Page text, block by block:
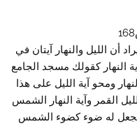
أن الليل والنهار آيتان في
النهار كقولك مسجد الجامع
ومحو آية الليل على هذا
القمر وآية النهار الشمس
يجعل له ضوء كضوء الشمس